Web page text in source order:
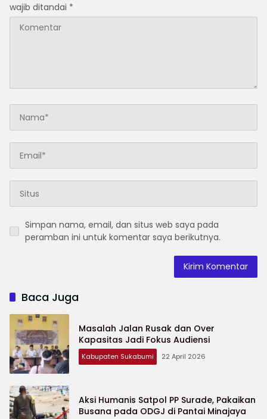
wajib ditandai *
Simpan nama, email, dan situs web saya pada
peramban ini untuk komentar saya berikutnya.
Baca Juga
Masalah Jalan Rusak dan Over
Kapasitas Jadi Fokus Audiensi
Kabupaten Sukabumi 22 April 2026
Aksi Humanis Satpol PP Surade, Pakaikan
Busana pada ODGJ di Pantai Minajaya